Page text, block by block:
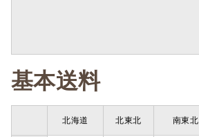
基本送料
北海道 北東北 南東北